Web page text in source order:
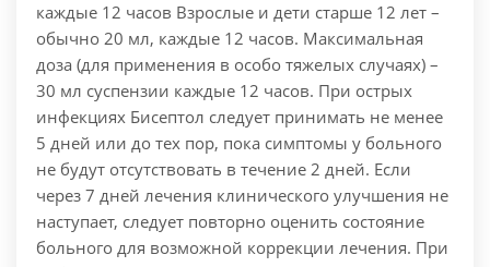
каждые 12 часов Взрослые и дети старше 12 лет –
обычно 20 мл, каждые 12 часов. Максимальная
доза (для применения в особо тяжелых случаях) –
30 мл суспензии каждые 12 часов. При острых
инфекциях Бисептол следует принимать не менее
5 дней или до тех пор, пока симптомы у больного
не будут отсутствовать в течение 2 дней. Если
через 7 дней лечения клинического улучшения не
наступает, следует повторно оценить состояние
больного для возможной коррекции лечения. При